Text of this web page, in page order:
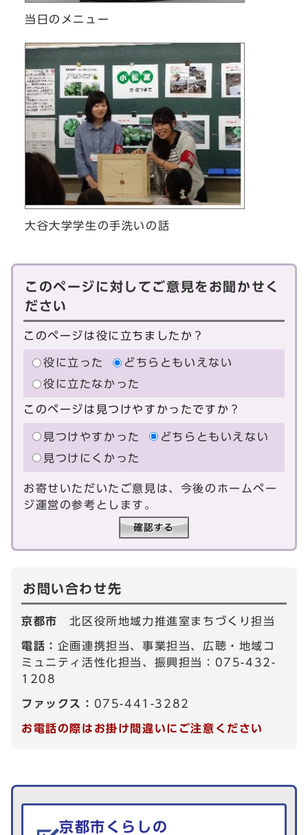
当日のメニュー
大谷大学学生の手洗いの話
このページに対してご意見をお聞かせく
ださい
このページは役に立ちましたか？
役に立った
どちらともいえない
役に立たなかった
このページは見つけやすかったですか？
見つけやすかった
どちらともいえない
見つけにくかった
お寄せいただいたご意見は、今後のホームペー
ジ運営の参考とします。
お問い合わせ先
京都市北区役所地域力推進室まちづくり担当
電話： 企画連携担当、事業担当、広聴・地域コ
ミュニティ活性化担当、振興担当：075-432-
1208
ファックス： 075-441-3282
お電話の際はお掛け間違いにご注意ください
生活情報を探す
京都市くらしの